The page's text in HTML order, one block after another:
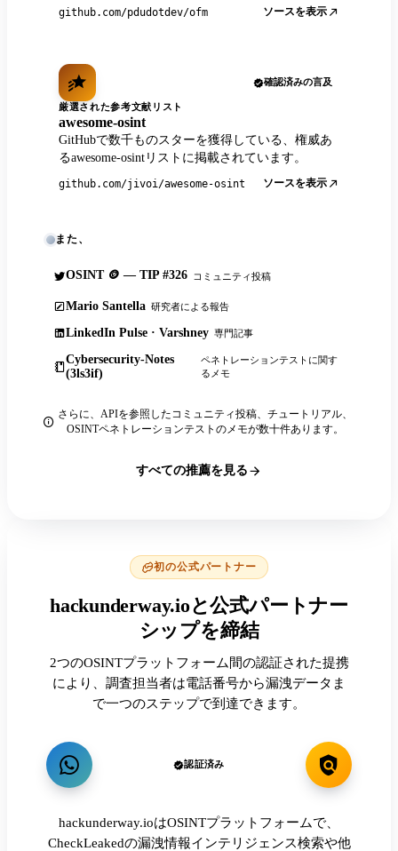
github.com/pdudotdev/ofm ソースを表示
確認済みの言及
厳選された参考文献リスト
awesome-osint
GitHubで数千ものスターを獲得している、権威あ
るawesome-osintリストに掲載されています。
github.com/jivoi/awesome-osint ソースを表示
また、
OSINT 🪙 — TIP #326 コミュニティ投稿
Mario Santella 研究者による報告
LinkedIn Pulse · Varshney 専門記事
Cybersecurity-Notes
(3ls3if)
ペネトレーションテストに関す
るメモ
さらに、APIを参照したコミュニティ投稿、チュートリアル、
OSINTペネトレーションテストのメモが数十件あります。
すべての推薦を見る
初の公式パートナー
hackunderway.ioと公式パートナー
シップを締結
2つのOSINTプラットフォーム間の認証された提携
により、調査担当者は電話番号から漏洩データま
で一つのステップで到達できます。
認証済み
hackunderway.ioはOSINTプラットフォームで、
CheckLeakedの漏洩情報インテリジェンス検索や他